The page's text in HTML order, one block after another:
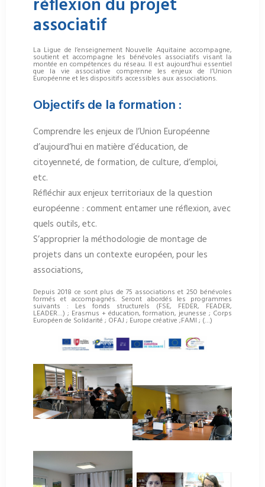
associatif
La Ligue de l’enseignement Nouvelle Aquitaine accompagne,
soutient et accompagne les bénévoles associatifs visant la
montée en compétences du réseau. Il est aujourd’hui essentiel
que la vie associative comprenne les enjeux de l’Union
Européenne et les dispositifs accessibles aux associations.
Objectifs de la formation :
Comprendre les enjeux de l’Union Européenne
d’aujourd’hui en matière d’éducation, de
citoyenneté, de formation, de culture, d’emploi,
etc.
Réfléchir aux enjeux territoriaux de la question
européenne : comment entamer une réflexion, avec
quels outils, etc.
S’approprier la méthodologie de montage de
projets dans un contexte européen, pour les
associations,
Depuis 2018 ce sont plus de 75 associations et 250 bénévoles
formés et accompagnés. Seront abordés les programmes
suivants : Les fonds structurels (FSE, FEDER, FEADER,
LEADER…) ; Erasmus + éducation, formation, jeunesse ; Corps
Européen de Solidarité ; OFAJ ; Europe créative ;FAMI ; (…)